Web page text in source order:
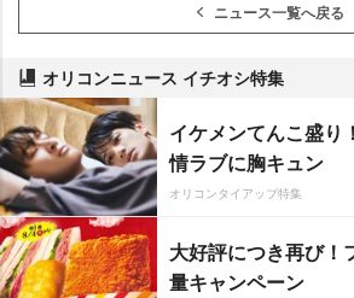
ニュース一覧へ戻る
オリコンニュース イチオシ特集
イケメンてんこ盛り
情ラブに胸キュン
オリコンタイアップ特集
大好評につき再び！
量キャンペーン